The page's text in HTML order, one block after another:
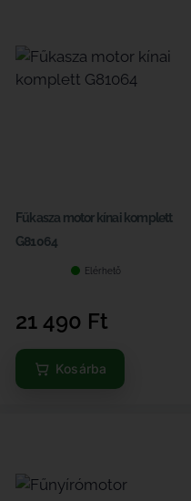
Fűkasza motor kínai komplett
G81064
Elérhető
21 490 Ft
Kosárba